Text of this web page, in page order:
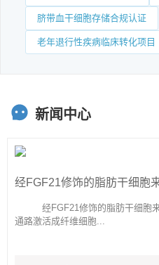
脐带血干细胞存储合规认证
老年退行性疾病临床转化项目
新闻中心
经FGF21修饰的脂肪干细胞来源的外泌体通过AMPKmTOR信号通路激
经FGF21修饰的脂肪干细胞来
通路激活成纤维细胞...